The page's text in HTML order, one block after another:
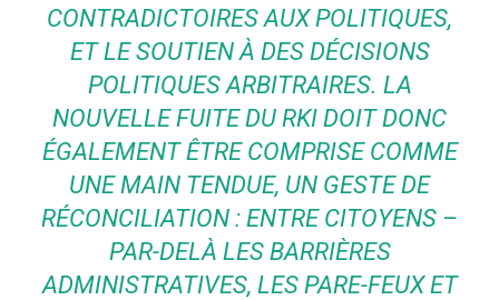
CONTRADICTOIRES AUX POLITIQUES,
ET LE SOUTIEN À DES DÉCISIONS
POLITIQUES ARBITRAIRES. LA
NOUVELLE FUITE DU RKI DOIT DONC
ÉGALEMENT ÊTRE COMPRISE COMME
UNE MAIN TENDUE, UN GESTE DE
RÉCONCILIATION : ENTRE CITOYENS –
PAR-DELÀ LES BARRIÈRES
ADMINISTRATIVES, LES PARE-FEUX ET